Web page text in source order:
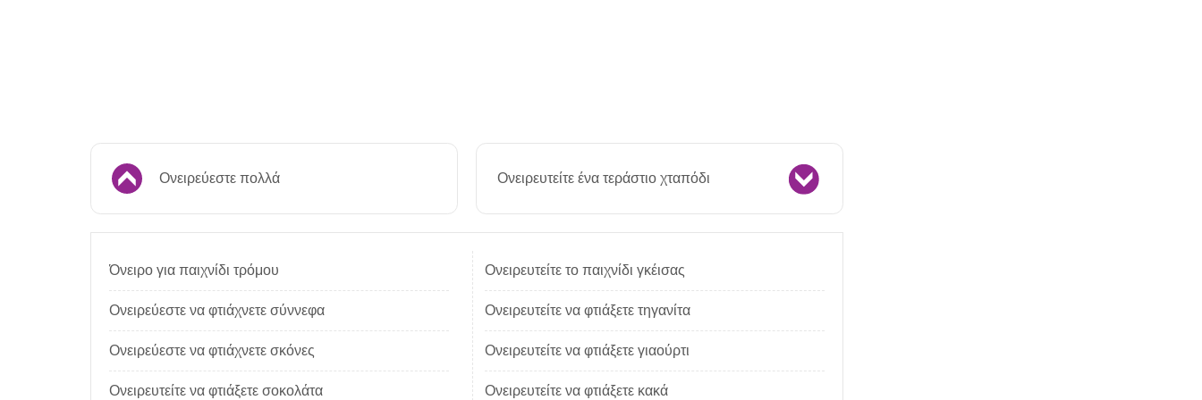
Ονειρεύεστε πολλά Ονειρευτείτε ένα τεράστιο χταπόδι
Όνειρο για παιχνίδι τρόμου
Ονειρεύεστε να φτιάχνετε σύννεφα
Ονειρεύεστε να φτιάχνετε σκόνες
Ονειρευτείτε να φτιάξετε σοκολάτα
Ονειρευτείτε το παιχνίδι γκέισας
Ονειρευτείτε να φτιάξετε τηγανίτα
Ονειρευτείτε να φτιάξετε γιαούρτι
Ονειρευτείτε να φτιάξετε κακά